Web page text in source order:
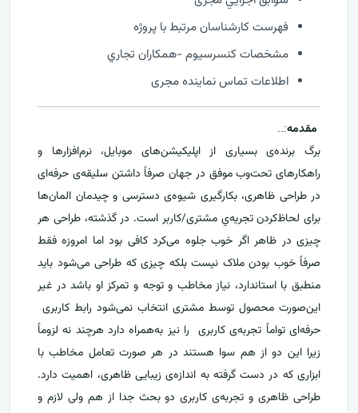
فهرست كارشناسان مرتبط با پروژه
مشخصات كنسرسيوم -همكاران تجاري
اطلاعات تماس نماینده مجری
مقدمه:..
برگ برنده‌ی بسیاری از اپلیکیشن‌های موبایل، نرم‌افزارها و
راهکارهای تحت‌وب موفق در جهان صرفاً داشتن سلیقه‌ی حرفه‌ای
در طراحی ظاهری، بکارگیری شیوه‌ی دسترسی و چیدمان المان‌ها
برای لحاظ‌کردن تجریه‌ي مشتری/کاربر است. در گذشته، طراحی هر
چیزی در ظاهر اگر خوب جلوه می‌کرد کافی بود اما امروزه فقط
صرفاً خوب بودن ملاک نیست بلکه چیزی که طراحی می‌شود باید
منطبق با استاندارد، نیاز مخاطب و توجه و تمرکز او باشد در غیر
این‌صورت محصول توسط مشتری انتخاب نمی‌شود رابط کاربری
حرفه‌ای تواماً تجربه‌ی کاربری را نیز به‌همراه دارد هرچند نه لزوماً
زیرا این دو از هم سوا هستند در هر صورت تعامل مخاطب با
ابزاری که در دست گرفته به اندازه‌ی زیبایی ظاهری، اهمیت دارد.
طراحی ظاهری و تجربه‌ی کاربری دو بحث جدا از هم ولی لازم و